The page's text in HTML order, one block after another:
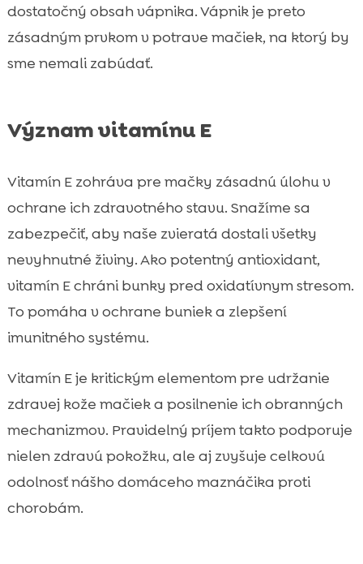
dostatočný obsah vápnika. Vápnik je preto
zásadným prvkom v potrave mačiek, na ktorý by
sme nemali zabúdať.
Význam vitamínu E
Vitamín E zohráva pre mačky zásadnú úlohu v
ochrane ich zdravotného stavu. Snažíme sa
zabezpečiť, aby naše zvieratá dostali všetky
nevyhnutné živiny. Ako potentný antioxidant,
vitamín E chráni bunky pred oxidatívnym stresom.
To pomáha v ochrane buniek a zlepšení
imunitného systému.
Vitamín E je kritickým elementom pre udržanie
zdravej kože mačiek a posilnenie ich obranných
mechanizmov. Pravidelný príjem takto podporuje
nielen zdravú pokožku, ale aj zvyšuje celkovú
odolnosť nášho domáceho maznáčika proti
chorobám.